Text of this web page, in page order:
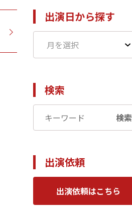
出演日から探す
検索
検索
出演依頼
出演依頼はこちら